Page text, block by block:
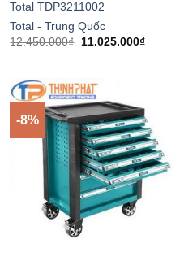
Total TDP3211002
Total - Trung Quốc
12.450.000₫ Giá
11.025.000₫Giá
-8%